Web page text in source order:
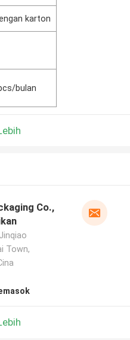
karton
bulan
Co.,
Town,